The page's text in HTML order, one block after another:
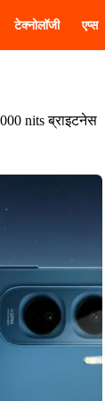
टेक्नोलॉजी एप्स
nits ब्राइटनेस